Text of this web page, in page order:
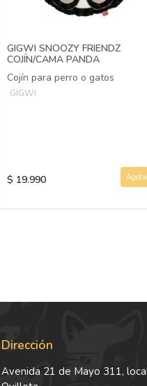
GIGWI SNOOZY FRIENDZ
COJÍN/CAMA PANDA
Cojín para perro o gatos
GIGWI
$ 19.990
Dirección
Avenida 21 de Mayo 311,